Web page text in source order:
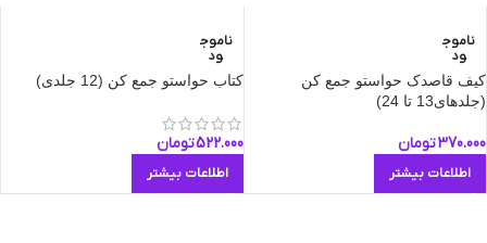
ناموج
ود
کیف قاصدک حواستو جمع کن
(جلدهای13 تا 24)
370.000تومان
اطلاعات بیشتر
ناموج
ود
کتاب حواستو جمع کن (12 جلدی)
522.000تومان
اطلاعات بیشتر